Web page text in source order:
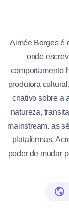
Aimée Borges é
onde
comportamento
produtora
criativo sobre a
natureza,
mainstream, as
plataformas.
poder de mudar